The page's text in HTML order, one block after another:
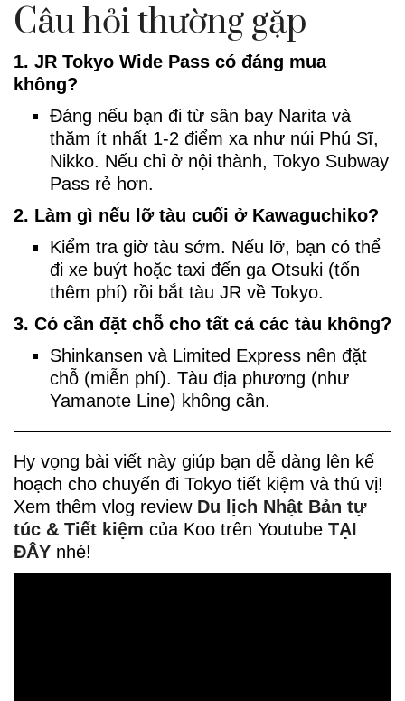
Câu hỏi thường gặp
1. JR Tokyo Wide Pass có đáng mua
không?
Đáng nếu bạn đi từ sân bay Narita và
thăm ít nhất 1-2 điểm xa như núi Phú Sĩ,
Nikko. Nếu chỉ ở nội thành, Tokyo Subway
Pass rẻ hơn.
2. Làm gì nếu lỡ tàu cuối ở Kawaguchiko?
Kiểm tra giờ tàu sớm. Nếu lỡ, bạn có thể
đi xe buýt hoặc taxi đến ga Otsuki (tốn
thêm phí) rồi bắt tàu JR về Tokyo.
3. Có cần đặt chỗ cho tất cả các tàu không?
Shinkansen và Limited Express nên đặt
chỗ (miễn phí). Tàu địa phương (như
Yamanote Line) không cần.
Hy vọng bài viết này giúp bạn dễ dàng lên kế
hoạch cho chuyến đi Tokyo tiết kiệm và thú vị!
Xem thêm vlog review Du lịch Nhật Bản tự
túc & Tiết kiệm của Koo trên Youtube TẠI
ĐÂY nhé!